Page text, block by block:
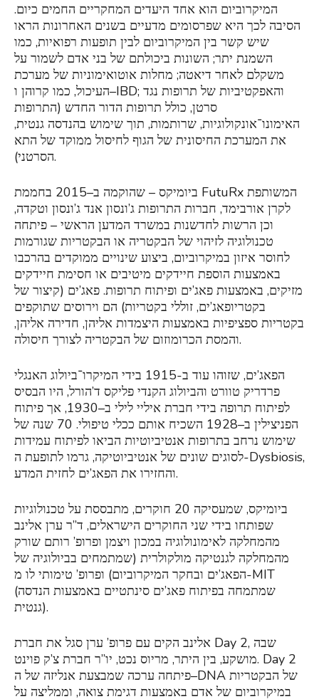
המיקרוביום הוא אחד היעדים המחקריים החמים כיום.
הסיבה לכך היא שפרסומים מדעיים בשנים האחרונות הראו
שיש קשר בין המיקרוביום לבין תופעות רפואיות, כמו
השמנת יתר; השונות ביכולתם של בני אדם לשמור על
משקלם לאחר דיאטה; מחלות אוטואימוניות של מערכת
העיכול, כמו קרוהן ו–IBD; והאפקטיביות של תרופות נגד
סרטן, כולל תרופות הדור החדש (התרופות
האימונו־אונקולוגיות, שרותמות, תוך שימוש בהנדסה גנטית,
את המערכת החיסונית של הגוף לחיסול ממוקד של התא
הסרטני).
ביומיקס – שהוקמה ב–2015 בחממת FutuRx המשותפת
לקרן אורבימד, חברות התרופות ג’ונסון אנד ג’ונסון וטקדה,
וכן הרשות לחדשנות במשרד המדען הראשי – פיתחה
טכנולוגיה לזיהוי של הבקטריה או הבקטריות שגורמות
לחוסר איזון במיקרוביום, ביצוע שינויים ממוקדים בהרכבו
באמצעות הוספת חיידקים מיטיבים או חסימת חיידקים
מזיקים, באמצעות פאג’ים ופיתוח תרופות. פאג’ים (קיצור של
בקטריופאג’ים, זוללי בקטריות) הם וירוסים שתוקפים
בקטריות ספציפיות באמצעות היצמדות אליהן, חדירה אליהן,
והמסת הכרומוזום של הבקטריה לצורך חיסולה.
הפאג’ים, שזוהו עוד ב-1915 בידי המיקרו־ביולוג האנגלי
פרדריק טוורט והביולוג הקנדי פליקס ד’הורל, היו הבסיס
לפיתוח תרופה בידי חברת איליי לילי ב–1930, אך פיתוח
הפניצילין ב–1928 השכיח אותם ככלי טיפולי. 70 שנה של
שימוש נרחב בתרופות אנטיביוטיות הביאו לפיתוח עמידות
לסוגים שונים של אנטיביוטיקה, גרמו לתופעת ה-Dysbiosis,
והחזירו את הפאג’ים לחזית המדע.
ביומיקס, שמעסיקה 20 חוקרים, מתבססת על טכנולוגיות
שפותחו בידי שני החוקרים הישראלים, ד”ר ערן אלינב
מהמחלקה לאימונולוגיה במכון ויצמן ופרופ’ רותם שורק
מהמחלקה לגנטיקה מולקולרית (שמתמחים בביולוגיה של
הפאג’ים ובחקר המיקרוביום) ופרופ’ טימותי לו מ-MIT
(שמתמחה בפיתוח פאג’ים סינתטיים באמצעות הנדסה
גנטית).
אלינב הקים עם פרופ’ ערן סגל את חברת Day 2, שבה
מושקע, בין היתר, מריוס נכט, יו”ר חברת צ’ק פוינט. Day 2
פיתחה ערכה שמבצעת אנליזה של ה–DNA של הבקטריות
במיקרוביום של אדם באמצעות דגימת צואה, וממליצה על